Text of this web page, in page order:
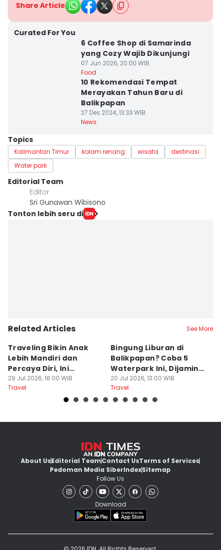
Share Article
Curated For You
6 Coffee Shop di Samarinda
yang Cozy Wajib Dikunjungi
07 Jun 2026, 20:00 WIB
Food
10 Rekomendasi Tempat
Merayakan Tahun Baru di
Balikpapan
27 Des 2024, 13:33 WIB
News
Topics
Kalimantan Timur kolam renang wisata
destinasi
Water park
Editorial Team
Editor
Sri Gunawan Wibisono
Tonton lebih seru di
Related Articles See More
Traveling Bikin Anak
Lebih Mandiri dan
Percaya Diri, Ini
Penjelasan Psikolog
29 Jul 2026, 18:00 WIB
Travel
Bingung Liburan di
Balikpapan? Coba 5
Waterpark Ini, Dijamin
Bikin Betah
20 Jul 2026, 13:00 WIB
Travel
About UsEditorial TeamContact UsTerms of Services
Pedoman Media SiberIndexSitemap
Follow Us
Download